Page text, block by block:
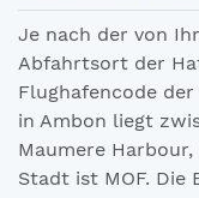
Je nach der von
Abfahrtsort der
Flughafencode
in Ambon liegt
Maumere
Stadt ist MOF. Die